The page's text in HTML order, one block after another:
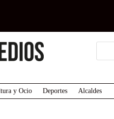
y Ocio Deportes Alcaldes